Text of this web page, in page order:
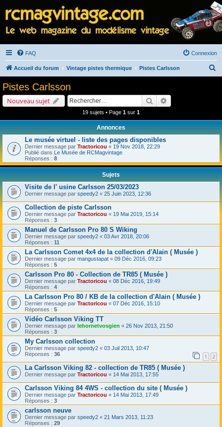
FAQ Connexion
Accueil du forum Vintage pistes thermique Pistes Carlsson
e
Pistes Carlsson
Nouveau sujet Rechercher
19 sujets • Page 1 sur 1
Annonces
Le musée virtuel - liste des pages disponibles
Dernier message par Tractoricou « 19 Nov 2018, 22:29
Publié dans Le Musée de RCMagvintage
Réponses : 8
Sujets
Visite de l' usine Carlsson 25/03/2023
Dernier message par speedy2 « 25 Juin 2023, 12:36
Collection de piste Carlsson
Dernier message par Tractoricou « 19 Mai 2019, 15:14
Réponses : 3
Manuel de Carlsson Pro 80 S Wiking
Dernier message par speedy2 « 03 Avr 2018, 20:06
Réponses : 11
La Carlsson Comet 4x4 de la collection d'Alain ( Musée )
Dernier message par mangustapat « 09 Déc 2016, 09:23
Réponses : 5
Carlsson Pro 80 - Collection de TR85 ( Musée )
Dernier message par Tractoricou « 08 Déc 2016, 19:49
Réponses : 4
La Carlsson Pro 80 / KB de la collection d'Alain ( Musée )
Dernier message par Tractoricou « 07 Déc 2016, 15:10
Réponses : 5
Vidéo Carlsson Viking TT
Dernier message par lehornetvosgien « 26 Nov 2013, 21:50
Réponses : 3
My Carlsson collection
Dernier message par speedy2 « 03 Juil 2013, 10:47
Réponses : 36 1 2
La Carlsson Viking 82 - collection de TR85 ( Musée )
Dernier message par Tractoricou « 14 Mai 2013, 17:55
Carlsson Viking 84 4WS - collection du site ( Musée )
Dernier message par Tractoricou « 14 Mai 2013, 17:49
Réponses : 3
carlsson neuve
Dernier message par speedy2 « 21 Mars 2013, 11:23
Réponses : 29